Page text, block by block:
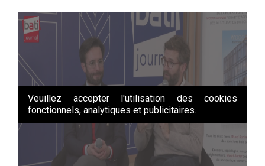
Veuillez accepter l'utilisation des cookies
fonctionnels, analytiques et publicitaires.